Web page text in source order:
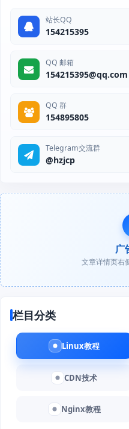
站长QQ
154215395
QQ 邮箱
154215395@qq.com
QQ 群
154895805
Telegram交流群
@hzjcp
广
文章详情页右
栏目分类
Linux教程
CDN技术
Nginx教程